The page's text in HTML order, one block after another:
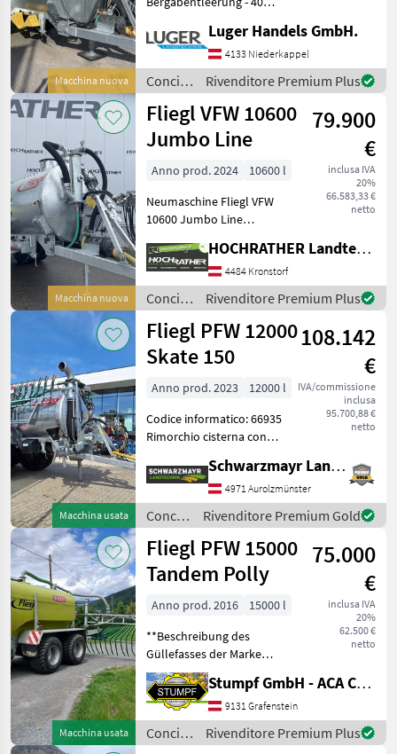
Mostra
tutti
51
MODELLO
PFW
12500
Poly
Line
PFW
14000
12000
MAXX
Line
Jumbo
Line
VFW
5000
JUMBO
Line
VFW
7500
JUMBO
Line
VFW
8600
Jumbo
Line
MARKETPLACE
Marketplace
Offerte dei
rivenditori
Macchina nuova
hydraulischer
Glockenschieber -
Kompressor 8000 l Hertell -
Bereifung 710/50 R30, 5 -
Anbaukonso
Luger Handels GmbH.
4133 Niederkappel
Concimazione
e
irrigazione
/ Fliegl
Rivenditore Premium Plus
Macchina nuova
Fliegl VFW 10600
Jumbo Line
79.900
€
inclusa IVA
20%
66.583,33 €
netto
Anno prod. 2024
10600 l
Neumaschine Fliegl VFW
10600 Jumbo Line
Fahrgestell + Gelenkwelle
mit einseitigem Weitwinkel
+ verstellbare Zugdeichsel
Untenanhängung mi
HOCHRATHER Landtechnik GmbH
4484 Kronstorf
Concimazione
e
irrigazione
/ Fliegl
Rivenditore Premium Plus
Macchina usata
Fliegl PFW 12000
Skate 150
108.142
€
IVA/commissione
inclusa
95.700,88 €
netto
Anno prod. 2023
12000 l
Codice informatico: 66935
Rimorchio cisterna con
Line - circa 80 viaggi
effettuati - Telaio tandem
GIGANT con sospensioni
paraboliche - Peso
Schwarzmayr Landtechnik GmbH - Aurolzmünster
4971 Aurolzmünster
Concimazione
e
irrigazione
/ Fliegl
Rivenditore Premium Gold
Macchina usata
Fliegl PFW 15000
Tandem Polly
75.000
€
inclusa IVA
20%
62.500 €
netto
Anno prod. 2016
15000 l
**Beschreibung des
Güllefasses der Marke
Fliegl, Modell
[Modellname]**
**Allgemeine
Informationen:** -
**Marke:** Fliegl -
Stumpf GmbH - ACA Center Stumpf
9131 Grafenstein
Concimazione
e
Rivenditore Premium Plus